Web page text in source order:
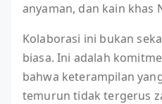
anyaman, dan kain khas
Kolaborasi ini bukan
biasa. Ini adalah
bahwa keterampilan
temurun tidak tergerus